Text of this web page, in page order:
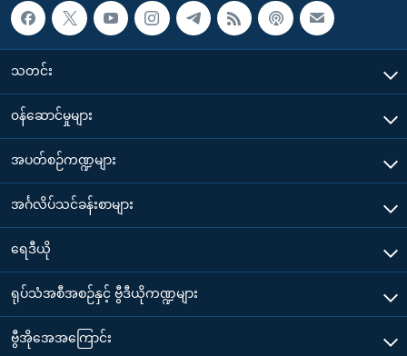
သတင်း
၀န်ဆောင်မှုများ
အပတ်စဉ်ကဏ္ဍများ
အင်္ဂလိပ်သင်ခန်းစာများ
ရေဒီယို
ရုပ်သံအစီအစဉ်နှင့် ဗွီဒီယိုကဏ္ဍများ
ဗွီအိုအေအကြောင်း